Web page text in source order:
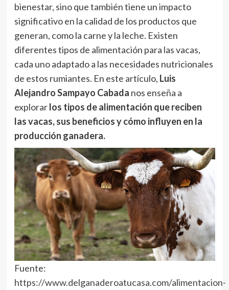
bienestar, sino que también tiene un impacto
significativo en la calidad de los productos que
generan, como la carne y la leche. Existen
diferentes tipos de alimentación para las vacas,
cada uno adaptado a las necesidades nutricionales
de estos rumiantes. En este artículo, Luis
Alejandro Sampayo Cabada nos enseña a
explorarlos tipos de alimentación que reciben
las vacas, sus beneficios y cómo influyen en la
producción ganadera.
Fuente:
https://www.delganaderoatucasa.com/alimentacion-